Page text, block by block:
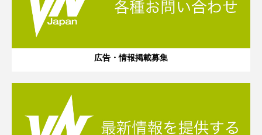
広告・情報掲載募集